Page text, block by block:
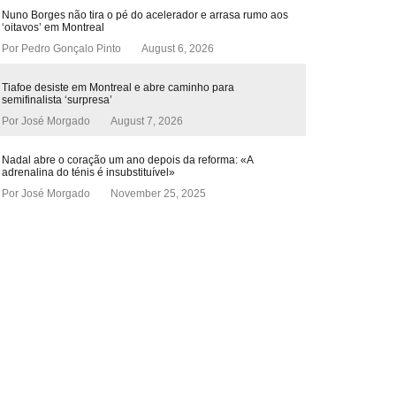
Nuno Borges não tira o pé do acelerador e arrasa rumo aos
‘oitavos’ em Montreal
Por Pedro Gonçalo Pinto August 6, 2026
Tiafoe desiste em Montreal e abre caminho para
semifinalista ‘surpresa’
Por José Morgado August 7, 2026
Nadal abre o coração um ano depois da reforma: «A
adrenalina do ténis é insubstituível»
Por José Morgado November 25, 2025